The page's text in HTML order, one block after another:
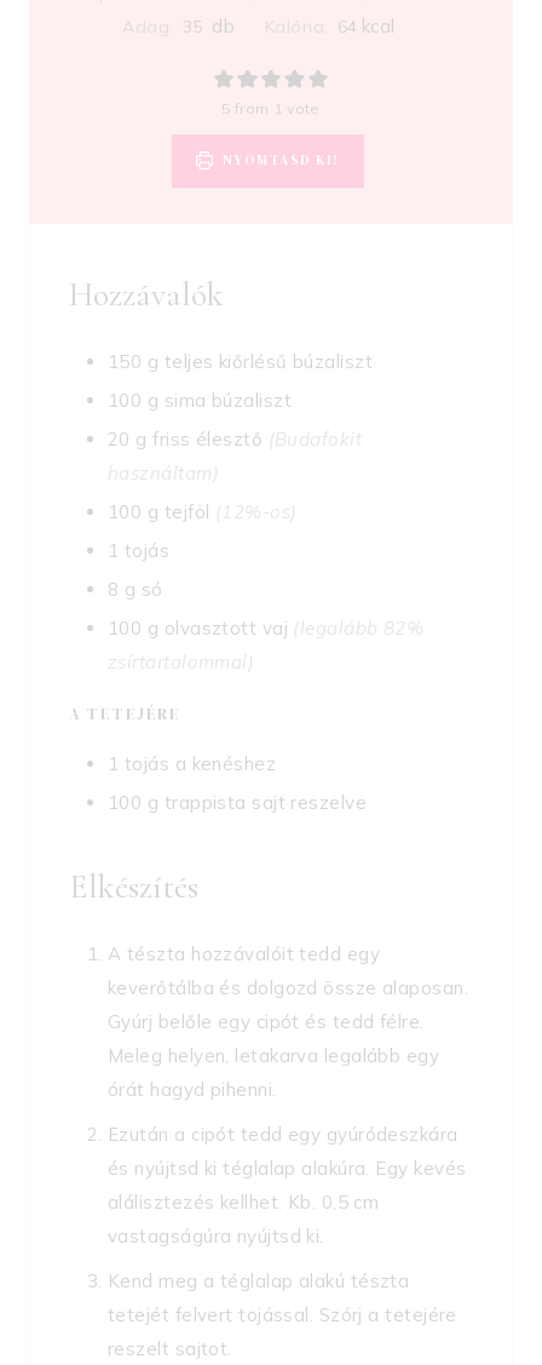
s
Adag: 35 db Kalória: 64 kcal
5 from 1 vote
NYOMTASD KI!
Hozzávalók
150 g teljes kiőrlésű búzaliszt
100 g sima búzaliszt
20 g friss élesztő (Budafokit
használtam)
100 g tejföl (12%-os)
1 tojás
8 g só
100 g olvasztott vaj (legalább 82%
zsírtartalommal)
A TETEJÉRE
1 tojás a kenéshez
100 g trappista sajt reszelve
Elkészítés
A tészta hozzávalóit tedd egy
keverőtálba és dolgozd össze alaposan.
Gyúrj belőle egy cipót és tedd félre.
Meleg helyen, letakarva legalább egy
órát hagyd pihenni.
Ezután a cipót tedd egy gyúródeszkára
és nyújtsd ki téglalap alakúra. Egy kevés
alálisztezés kellhet. Kb. 0,5 cm
vastagságúra nyújtsd ki.
Kend meg a téglalap alakú tészta
tetejét felvert tojással. Szórj a tetejére
reszelt sajtot.